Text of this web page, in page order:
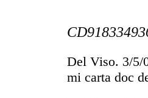
Del Viso. 3/5/
mi carta doc